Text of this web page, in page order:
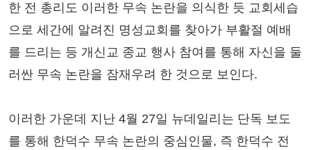
한 전 총리도 이러한 무속 논란을 의식한 듯 교회세습
으로 세간에 알려진 명성교회를 찾아가 부활절 예배
를 드리는 등 개신교 종교 행사 참여를 통해 자신을 둘
러싼 무속 논란을 잠재우려 한 것으로 보인다.
이러한 가운데 지난 4월 27일 뉴데일리는 단독 보도
를 통해 한덕수 무속 논란의 중심인물, 즉 한덕수 전